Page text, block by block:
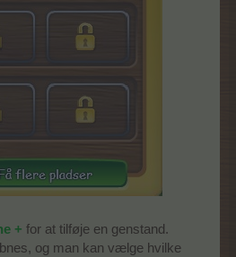
+ for at tilføje en genstand.
og man kan vælge hvilke